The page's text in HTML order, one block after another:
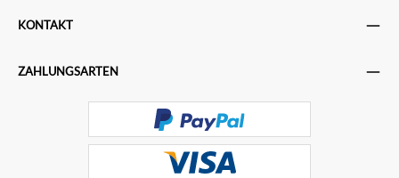
KONTAKT
ZAHLUNGSARTEN